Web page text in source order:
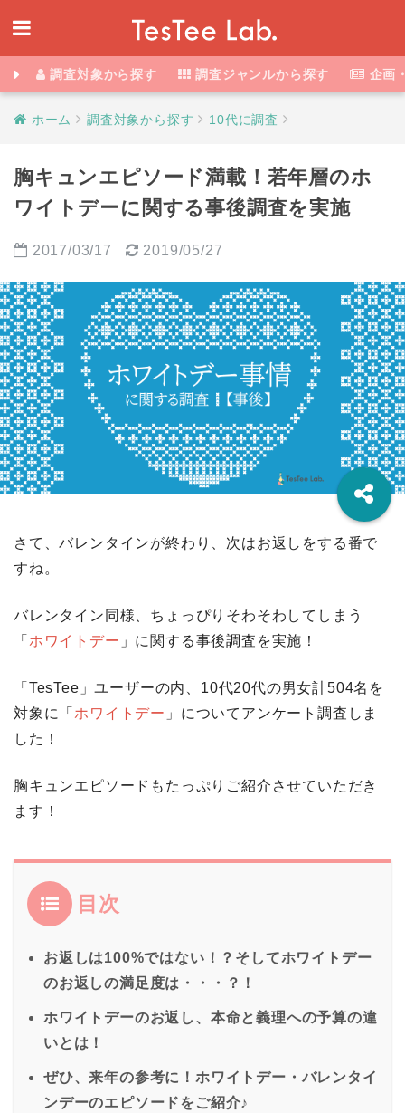
調査対象から探す 調査ジャンルから探す 企画
ホーム 調査対象から探す 10代に調査
胸キュンエピソード満載！若年層のホ
ワイトデーに関する事後調査を実施
2017/03/17 2019/05/27
さて、バレンタインが終わり、次はお返しをする番で
すね。
バレンタイン同様、ちょっぴりそわそわしてしまう
「 ホワイトデー 」に関する事後調査を実施！
「TesTee」ユーザーの内、10代20代の男女計504名を
対象に「 ホワイトデー 」についてアンケート調査しま
した！
胸キュンエピソードもたっぷりご紹介させていただき
ます！
目次
お返しは100%ではない！？そしてホワイトデー
のお返しの満足度は・・・？！
ホワイトデーのお返し、本命と義理への予算の違
いとは！
ぜひ、来年の参考に！ホワイトデー・バレンタイ
ンデーのエピソードをご紹介♪